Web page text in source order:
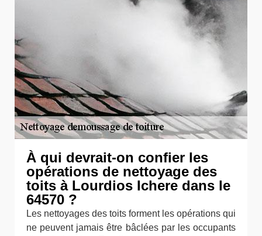
À qui devrait-on confier les
opérations de nettoyage des
toits à Lourdios Ichere dans le
64570 ?
Les nettoyages des toits forment les opérations qui
ne peuvent jamais être bâclées par les occupants